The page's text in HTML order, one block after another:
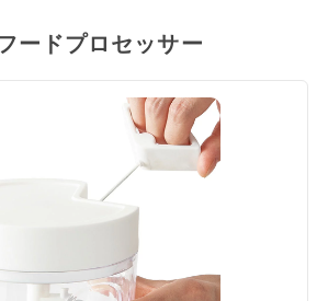
ードプロセッサー